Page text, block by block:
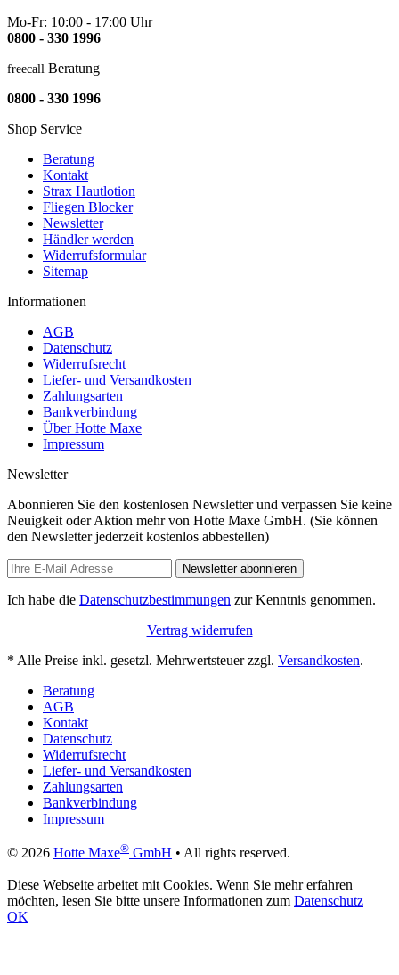
Mo-Fr: 10:00 - 17:00 Uhr
0800 - 330 1996
freecall Beratung
0800 - 330 1996
Shop Service
Beratung
Kontakt
Strax Hautlotion
Fliegen Blocker
Newsletter
Händler werden
Widerrufsformular
Sitemap
Informationen
AGB
Datenschutz
Widerrufsrecht
Liefer- und Versandkosten
Zahlungsarten
Bankverbindung
Über Hotte Maxe
Impressum
Newsletter
Abonnieren Sie den kostenlosen Newsletter und verpassen Sie keine
Neuigkeit oder Aktion mehr von Hotte Maxe GmbH. (Sie können
den Newsletter jederzeit kostenlos abbestellen)
Newsletter abonnieren
Ich habe die Datenschutzbestimmungen zur Kenntnis genommen.
Vertrag widerrufen
* Alle Preise inkl. gesetzl. Mehrwertsteuer zzgl. Versandkosten.
Beratung
AGB
Kontakt
Datenschutz
Widerrufsrecht
Liefer- und Versandkosten
Zahlungsarten
Bankverbindung
Impressum
© 2026 Hotte Maxe® GmbH • All rights reserved.
Diese Webseite arbeitet mit Cookies. Wenn Sie mehr erfahren
möchten, lesen Sie bitte unsere Informationen zum Datenschutz
OK